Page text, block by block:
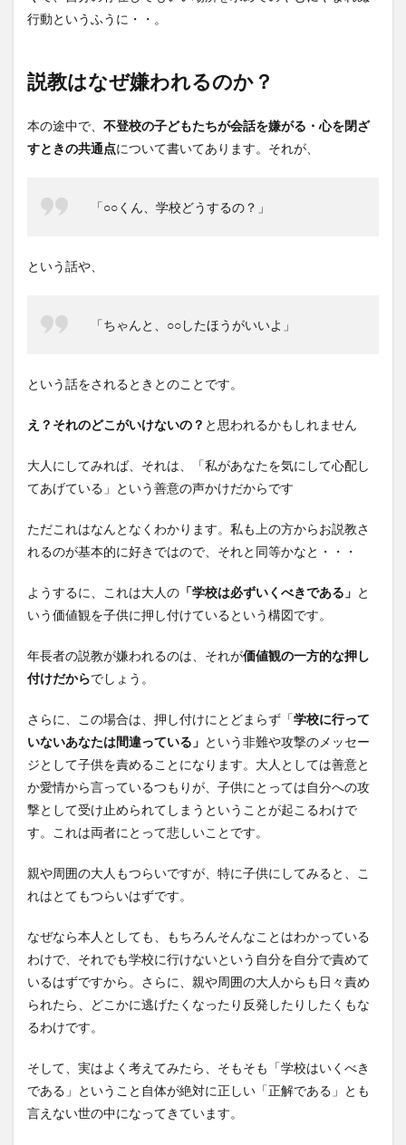
行動というふうに・・。
説教はなぜ嫌われるのか？
本の途中で、 不登校の子どもたちが会話を嫌がる・心を閉ざ
すときの共通点について書いてあります。それが、
「○○くん、学校どうするの？」
という話や、
「ちゃんと、○○したほうがいいよ」
という話をされるときとのことです。
え？それのどこがいけないの？ と思われるかもしれません
大人にしてみれば、それは、「私があなたを気にして心配し
てあげている」という善意の声かけだからです
ただこれはなんとなくわかります。私も上の方からお説教さ
れるのが基本的に好きではので、それと同等かなと・・・
ようするに、これは大人の 「学校は必ずいくべきである」 と
いう価値観を子供に押し付けているという構図です。
年長者の説教が嫌われるのは、それが価値観の一方的な押し
付けだからでしょう。
さらに、この場合は、押し付けにとどまらず「学校に行って
いないあなたは間違っている」 という非難や攻撃のメッセー
ジとして子供を責めることになります。大人としては善意と
か愛情から言っているつもりが、子供にとっては自分への攻
撃として受け止められてしまうということが起こるわけで
す。これは両者にとって悲しいことです。
親や周囲の大人もつらいですが、特に子供にしてみると、こ
れはとてもつらいはずです。
なぜなら本人としても、もちろんそんなことはわかっている
わけで、それでも学校に行けないという自分を自分で責めて
いるはずですから。さらに、親や周囲の大人からも日々責め
られたら、どこかに逃げたくなったり反発したりしたくもな
るわけです。
そして、実はよく考えてみたら、そもそも「学校はいくべき
である」ということ自体が絶対に正しい「正解である」とも
言えない世の中になってきています。